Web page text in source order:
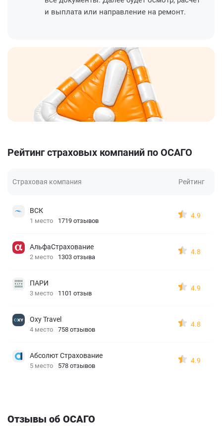
и выплата или направление на ремонт.
Рейтинг страховых компаний по ОСАГО
Страховая компания Рейтинг
ВСК
1 место 1719 отзывов
4.9
АльфаСтрахование
2 место 1303 отзыва
4.8
ПАРИ
3 место 1101 отзыв
4.9
Oxy Travel
4 место 758 отзывов
4.8
Абсолют Страхование
5 место 578 отзывов
4.9
Отзывы об ОСАГО